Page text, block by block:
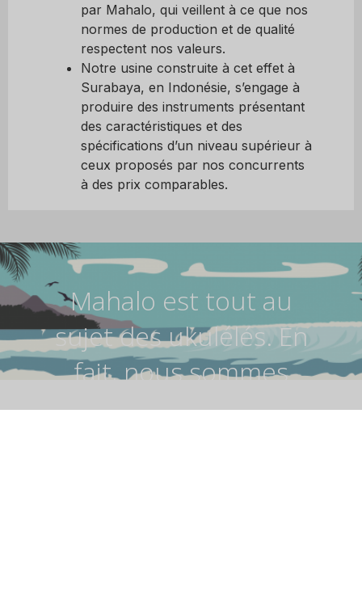
par Mahalo, qui veillent à ce que nos
normes de production et de qualité
respectent nos valeurs.
Notre usine construite à cet effet à
Surabaya, en Indonésie, s’engage à
produire des instruments présentant
des caractéristiques et des
spécifications d’un niveau supérieur à
ceux proposés par nos concurrents
à des prix comparables.
Mahalo est tout au
sujet des ukulélés. En
fait, nous sommes
tout ce que nous